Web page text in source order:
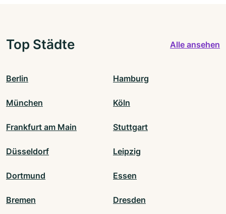
Top Städte Alle ansehen
Berlin Hamburg
München Köln
Frankfurt am Main Stuttgart
Düsseldorf Leipzig
Dortmund Essen
Bremen Dresden